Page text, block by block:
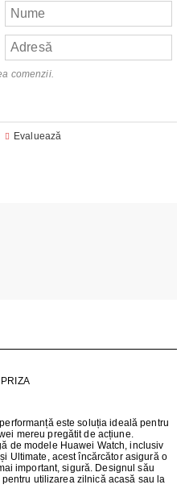
comenzii.
Evaluează
este soluția ideală pentru
mereu pregătit de acțiune.
de modele Huawei Watch, inclusiv
Ultimate, acest încărcător asigură o
important, sigură. Designul său
utilizarea zilnică acasă sau la